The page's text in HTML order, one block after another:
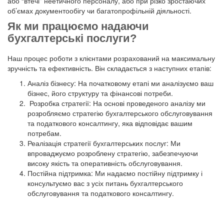
об’ємах документообігу чи багатопрофільній діяльності.
Як ми працюємо надаючи
бухгалтерські послуги?
Наш процес роботи з клієнтами розрахований на максимальну
зручність та ефективність. Він складається з наступних етапів:
Аналіз бізнесу: На початковому етапі ми аналізуємо ваш
бізнес, його структуру та фінансові потреби.
Розробка стратегії: На основі проведеного аналізу ми
розробляємо стратегію бухгалтерського обслуговування
та податкового консалтингу, яка відповідає вашим
потребам.
Реалізація стратегії бухгалтерських послуг: Ми
впроваджуємо розроблену стратегію, забезпечуючи
високу якість та оперативність обслуговування.
Постійна підтримка: Ми надаємо постійну підтримку і
консультуємо вас з усіх питань бухгалтерського
обслуговування та податкового консалтингу.